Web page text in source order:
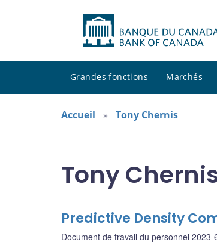
Grandes fonctions Marchés
Accueil Tony Chernis
Tony
Predictive Density
Document de travail du personnel 2023-